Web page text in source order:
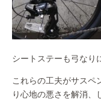
シートステーも弓なり
これらの工夫がサスペ
り心地の悪さを解消、